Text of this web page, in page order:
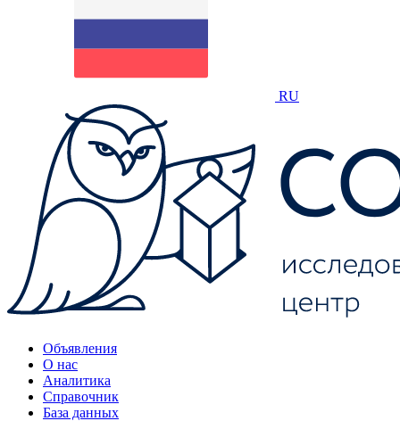
RU
Объявления
О нас
Аналитика
Справочник
База данных